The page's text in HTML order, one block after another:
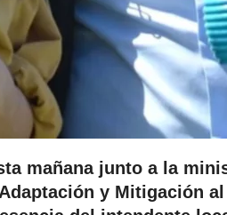
mañana junto a la
y Mitigación